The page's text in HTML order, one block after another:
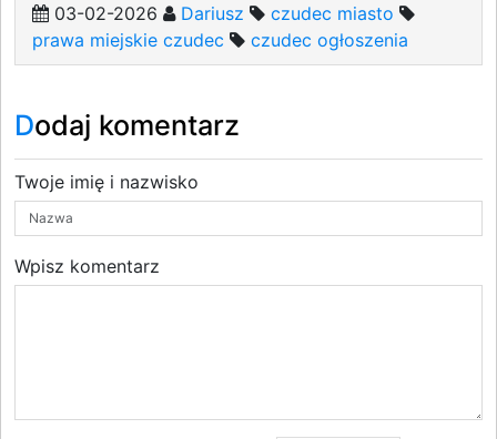
03-02-2026 Dariusz
czudec miasto
prawa miejskie czudec
czudec ogłoszenia
Dodaj komentarz
Twoje imię i nazwisko
Wpisz komentarz